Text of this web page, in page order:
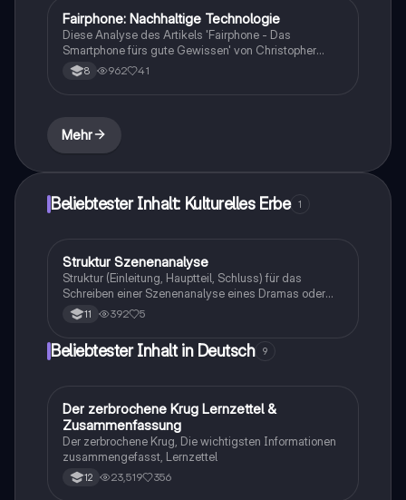
Ideologievokabular und Metaphern analysiert, die zur
Persuasion in der Politik eingesetzt werden. Ideal für
Studierende der Politikwissenschaft und
Kommunikationsforschung.
Deutsch
Fairphone: Nachhaltige Technologie
Diese Analyse des Artikels 'Fairphone - Das
Smartphone fürs gute Gewissen' von Christopher
Fröhlich beleuchtet die ethischen Aspekte der
Smartphone-Produktion. Erfahren Sie, wie das
und warum es als erster Schritt in eine nachhaltige
Zukunft gilt. Ideal für Studierende der
Technologieethik und nachhaltigen Entwicklung.
8 962 41
Mehr
Beliebtester Inhalt: Kulturelles Erbe 1
Deutsch
Struktur Szenenanalyse
Struktur (Einleitung, Hauptteil, Schluss) für das
Schreiben einer Szenenanalyse eines Dramas oder
Theaterstücks. Mit Beispieln zum Drama Emilia
Galotti.
11 392 5
Beliebtester Inhalt in Deutsch 9
Deutsch
Der zerbrochene Krug Lernzettel &
Zusammenfassung
Der zerbrochene Krug, Die wichtigsten Informationen
zusammengefasst, Lernzettel
12 23,519 356